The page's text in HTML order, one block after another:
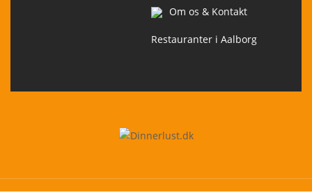
Om os & Kontakt
Restauranter i Aalborg